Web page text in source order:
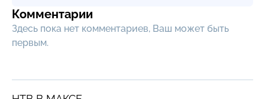
Комментарии
Здесь пока нет комментариев, Ваш может быть
первым.